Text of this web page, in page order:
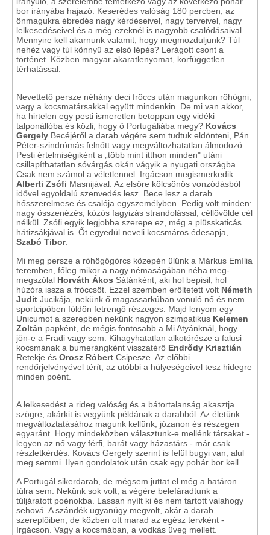
bor irányába hajazó. Keserédes valóság 180 percben, az
önmagukra ébredés nagy kérdéseivel, nagy terveivel, nagy
lelkesedéseivel és a még ezeknél is nagyobb csalódásaival.
Mennyire kell akarnunk valamit, hogy megmozduljunk? Túl
nehéz vagy túl könnyű az első lépés? Lerágott csont a
történet. Közben magyar akaratlenyomat, korfüggetlen
térhatással.
Nevettető persze néhány deci fröccs után magunkon röhögni,
vagy a kocsmatársakkal együtt mindenkin. De mi van akkor,
ha hirtelen egy pesti ismeretlen betoppan egy vidéki
talponállóba és közli, hogy ő Portugáliába megy? Kovács
Gergely Becéjéről a darab végére sem tudtuk eldönteni, Pán
Péter-szindrómás felnőtt vagy megváltozhatatlan álmodozó.
Pesti értelmiségiként a „több mint itthon minden" utáni
csillapíthatatlan sóvárgás okán vágyik a nyugati országba.
Csak nem számol a véletlennel: Irgácson megismerkedik
Alberti Zsófi Masnijával. Az elsőre kölcsönös vonzódásból
idővel egyoldalú szenvedés lesz. Bece lesz a darab
hősszerelmese és csalója egyszemélyben. Pedig volt minden:
nagy összenézés, közös fagyizás strandolással, céllövölde cél
nélkül. Zsófi egyik legjobba szerepe ez, még a plüsskaticás
hátizsákjával is. Őt egyedül neveli kocsmáros édesapja,
Szabó Tibor.
Mi meg persze a röhögőgörcs közepén ülünk a Márkus Emília
teremben, főleg mikor a nagy némaságában néha meg-
megszólal Horváth Ákos Sátánként, aki hol bepisil, hol
húzóra issza a fröccsöt. Ezzel szemben erőltetett volt Németh
Judit Jucikája, nekünk ő magassarkúban vonuló nő és nem
sportcipőben földön fetrengő részeges. Majd lenyom egy
Unicumot a szerepben nekünk nagyon szimpatikus Kelemen
Zoltán papként, de mégis fontosabb a Mi Atyánknál, hogy
jön-e a Fradi vagy sem. Kihagyhatatlan alkotórésze a falusi
kocsmának a bumerángként visszatérő Endrődy Krisztián
Retekje és Orosz Róbert Csipesze. Az előbbi
rendőrjelvényével térít, az utóbbi a hülyeségeivel tesz hidegre
minden poént.
A lelkesedést a rideg valóság és a bátortalanság akasztja
szögre, akárkit is vegyünk példának a darabból. Az életünk
megváltoztatásához magunk kellünk, józanon és részegen
egyaránt. Hogy mindeközben választunk-e mellénk társakat -
legyen az nő vagy férfi, barát vagy házastárs - már csak
részletkérdés. Kovács Gergely szerint is felül bugyi van, alul
meg semmi. Ilyen gondolatok után csak egy pohár bor kell.
A Portugál sikerdarab, de mégsem juttat el még a határon
túlra sem. Nekünk sok volt, a végére belefáradtunk a
túljáratott poénokba. Lassan nyílt ki és nem tartott valahogy
sehová. A szándék ugyanúgy megvolt, akár a darab
szereplőiben, de közben ott marad az egész tervként -
Irgácson. Vagy a kocsmában, a vodkás üveg mellett.